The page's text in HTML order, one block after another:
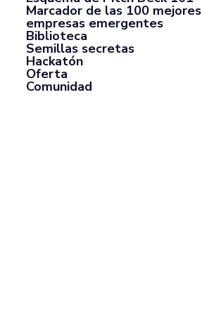
Marcador de las 100 mejores
empresas emergentes
Biblioteca
Semillas secretas
Hackatón
Oferta
Comunidad